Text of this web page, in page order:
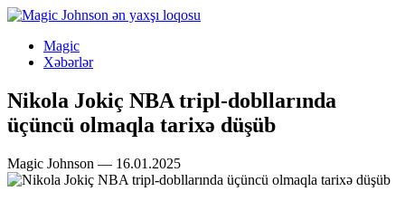
Magic
Xəbərlər
Nikola Jokiç NBA tripl-dobllarında
üçüncü olmaqla tarixə düşüb
Magic Johnson — 16.01.2025